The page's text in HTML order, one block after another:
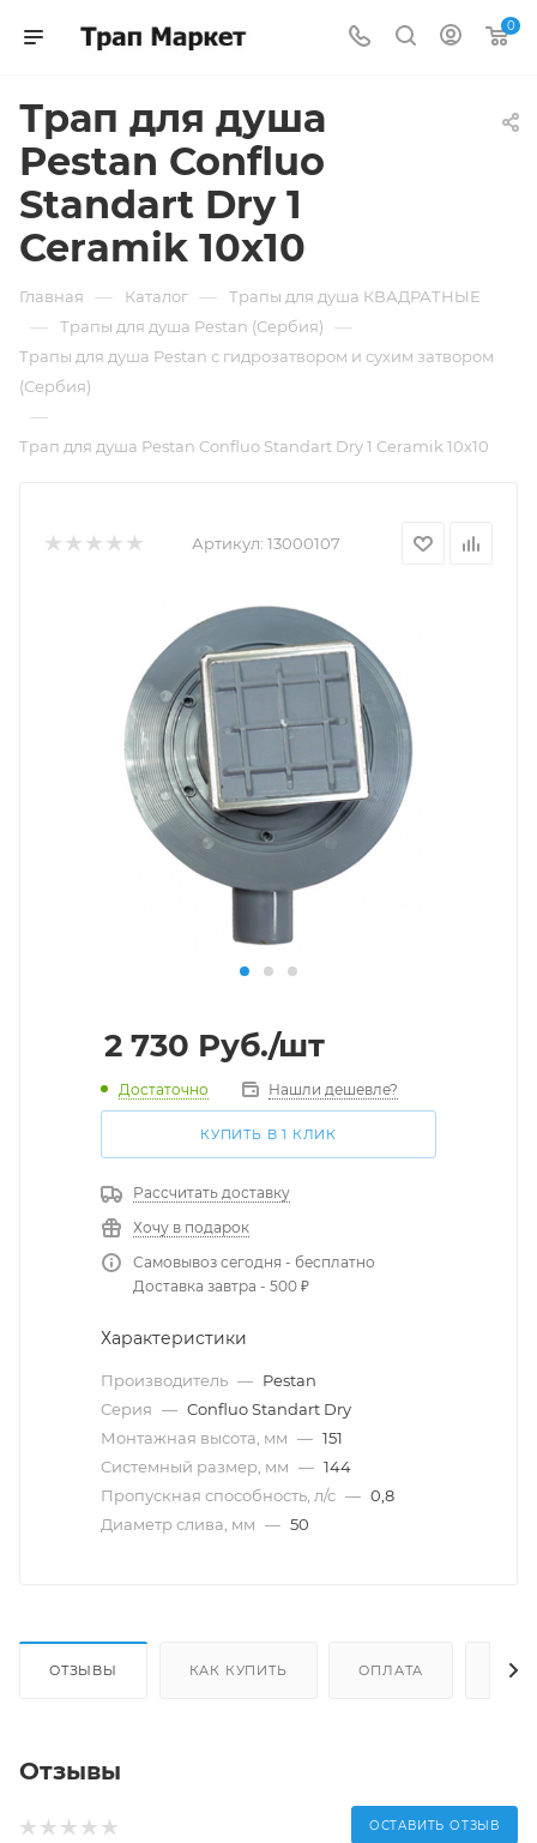
0
Трап для душа
Pestan Confluo
Standart Dry 1
Ceramik 10x10
Главная — Каталог — Трапы для душа КВАДРАТНЫЕ
— Трапы для душа Pestan (Сербия) —
Трапы для душа Pestan с гидрозатвором и сухим затвором
(Сербия)
—
Трап для душа Pestan Confluo Standart Dry 1 Ceramik 10x10
Артикул: 13000107
2 730 Руб./шт
Достаточно Нашли дешевле?
КУПИТЬ В 1 КЛИК
Рассчитать доставку
Хочу в подарок
Самовывоз сегодня - бесплатно
Доставка завтра - 500 ₽
Характеристики
Производитель — Pestan
Серия — Confluo Standart Dry
Монтажная высота, мм — 151
Системный размер, мм — 144
Пропускная способность, л/с — 0,8
Диаметр слива, мм — 50
ОТЗЫВЫ КАК КУПИТЬ ОПЛАТА
Отзывы
ОСТАВИТЬ ОТЗЫВ